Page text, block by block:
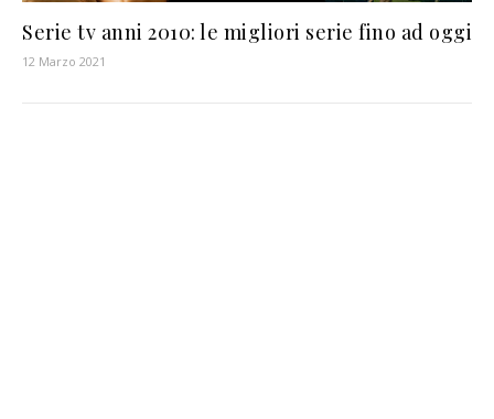
Serie tv anni 2010: le migliori serie fino ad oggi
12 Marzo 2021